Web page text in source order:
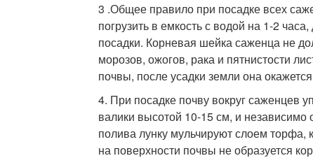
3 .Общее правило при посадке всех
погрузить в емкость с водой на 1-2
посадки. Корневая шейка саженца не
морозов, ожогов, рака и пятнистости
почвы, после усадки земли она
4. При посадке почву вокруг саженцев
валики высотой 10-15 см, и
полива лунку мульчируют слоем торфа,
на поверхности почвы не образуется